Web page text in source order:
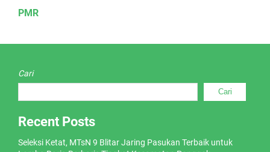
PMR
Cari
Cari
Recent Posts
Seleksi Ketat, MTsN 9 Blitar Jaring Pasukan Terbaik untuk